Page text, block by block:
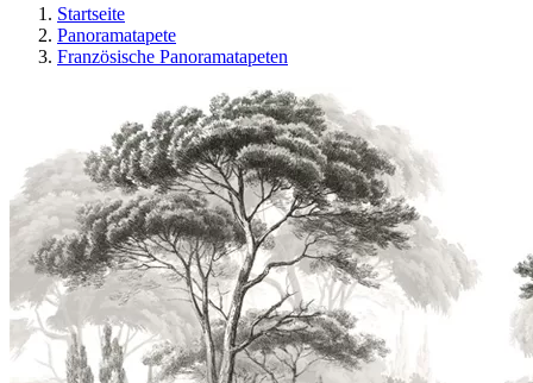
Startseite
Panoramatapete
Französische Panoramatapeten